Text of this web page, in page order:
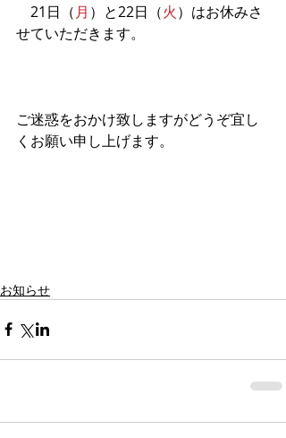
21日（月 ）と22日（火）はお休みさ
せていただきます。
ご迷惑をおかけ致しますがどうぞ宜し
くお願い申し上げます。
お知らせ